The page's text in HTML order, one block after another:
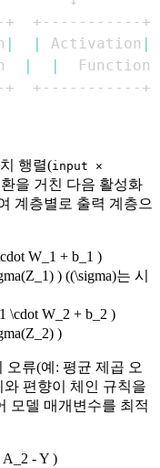
| | Activation |
| |
+-----------+
행렬(input ×
을 거친 다음 활성화
계층별로 출력 계층으
W_1 + b_1 )
) ((\sigma)는 시
\cdot W_2 + b_2 )
)
류(예: 평균 제곱 오
편향이 체인 규칙을
모델 매개변수를 최적
- Y )